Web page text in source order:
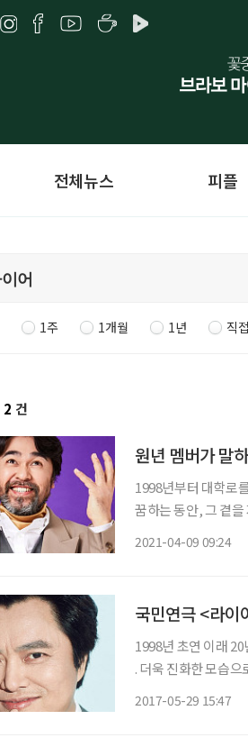
전체뉴스 피플
1주 1개월 1년 직
2 건
원년 멤버가 말
1998년부터 대학로
꿈하는 동안, 그 곁
2021-04-09 09:24
1998년 초연 이래
. 더욱 진화한 모습
2017-05-29 15:47